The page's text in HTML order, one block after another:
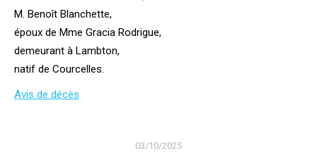
M. Benoît Blanchette,
époux de Mme Gracia Rodrigue,
demeurant à Lambton,
natif de Courcelles.
Avis de décès
03/10/2025